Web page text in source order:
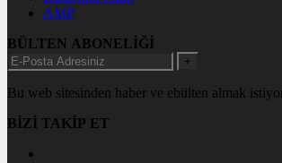
AMP
BÜLTEN ABONELİĞİ
+
Bu web sitesinden haber ve ebülten almak
BİZİ TAKİP ET